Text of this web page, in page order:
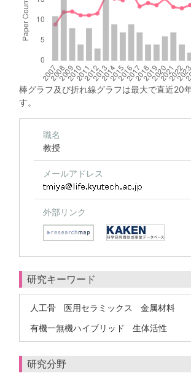
棒グラフ及び折れ線グラフは最大で直近20
す。
職名
教授
メールアドレス
外部リンク
研究キーワード
人工骨 医用セラミックス
金属材料
有機一無機ハイブリッド
生体活性
研究分野